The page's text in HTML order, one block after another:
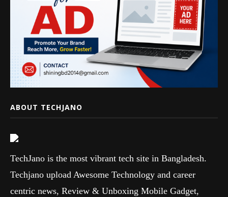
ABOUT TECHJANO
TechJano is the most vibrant tech site in Bangladesh.
Techjano upload Awesome Technology and career
centric news, Review & Unboxing Mobile Gadget,